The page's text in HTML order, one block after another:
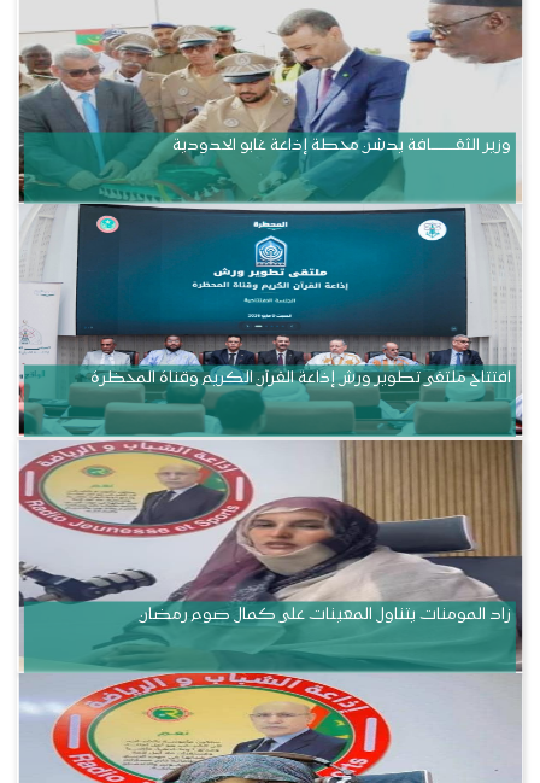
وزير الثقــــــــــافة يدشن محطة إذاعة غابو الحدودية
افتتاح ملتقى تطوير ورش إذاعة القرآن الكريم وقناة المحظرة
زاد المومنات يتناول المعينات على كمال صوم رمضان